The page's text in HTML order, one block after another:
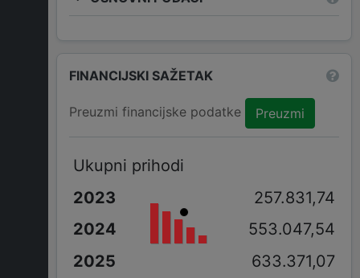
FINANCIJSKI SAŽETAK
Preuzmi financijske podatke Preuzmi
Ukupni prihodi
257.831,74
553.047,54
633.371,07